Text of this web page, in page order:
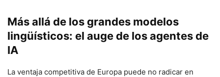
Más allá de los grandes modelos
lingüísticos: el auge de los agentes de
IA
La ventaja competitiva de Europa puede no radicar en